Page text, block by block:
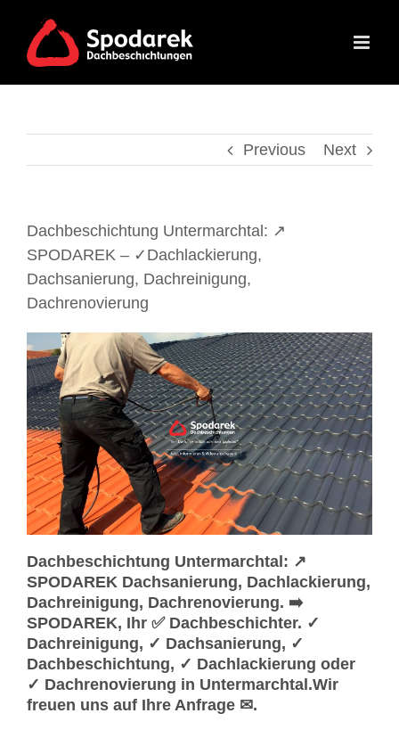
content
Previous Next
Dachbeschichtung Untermarchtal: ↗️
SPODAREK – ✓Dachlackierung,
Dachsanierung, Dachreinigung,
Dachrenovierung
Dachbeschichtung Untermarchtal: ↗️
SPODAREK Dachsanierung, Dachlackierung,
Dachreinigung, Dachrenovierung. ➡️
SPODAREK, Ihr ✅ Dachbeschichter. ✓
Dachreinigung, ✓ Dachsanierung, ✓
Dachbeschichtung, ✓ Dachlackierung oder
✓ Dachrenovierung in Untermarchtal.Wir
freuen uns auf Ihre Anfrage ✉.